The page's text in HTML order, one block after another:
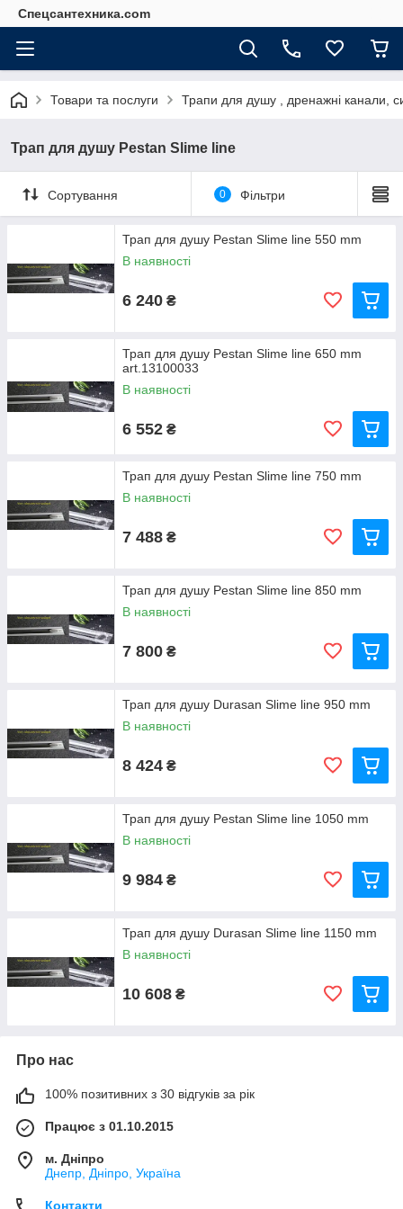
Спецсантехника.com
Товари та послуги Трапи для душу , дренажні канали,
Трап для душу Pestan Slime line
Сортування 0 Фільтри
Трап для душу Pestan Slime line 550 mm
В наявності
6 240 ₴
Трап для душу Pestan Slime line 650 mm
art.13100033
В наявності
6 552 ₴
Трап для душу Pestan Slime line 750 mm
В наявності
7 488 ₴
Трап для душу Pestan Slime line 850 mm
В наявності
7 800 ₴
Трап для душу Durasan Slime line 950 mm
В наявності
8 424 ₴
Трап для душу Pestan Slime line 1050 mm
В наявності
9 984 ₴
Трап для душу Durasan Slime line 1150 mm
В наявності
10 608 ₴
Про нас
100% позитивних з 30 відгуків за рік
Працює з 01.10.2015
м. Дніпро
Днепр, Дніпро, Україна
Контакти